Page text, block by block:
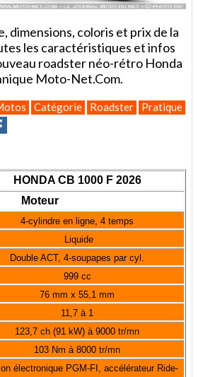
dimensions, coloris et prix de la
les caractéristiques et infos
roadster néo-rétro Honda
Moto-Net.Com.
Catégorie Roadster Pratique
HONDA CB 1000 F 2026
Moteur
4-cylindre en ligne, 4 temps
Liquide
Double ACT, 4-soupapes par cyl.
999 cc
76 mm x 55,1 mm
11,7 à 1
123,7 ch (91 kW) à 9000 tr/mn
103 Nm à 8000 tr/mn
électronique PGM-FI, accélérateur Ride-